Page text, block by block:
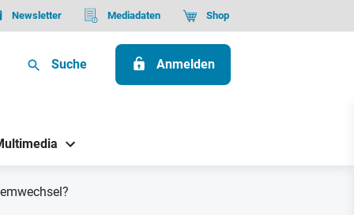
Newsletter Mediadaten Shop
Suche Anmelden